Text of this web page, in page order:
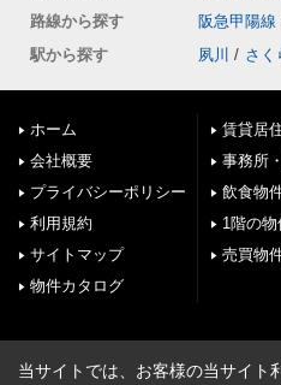
路線から探す
阪急甲陽線
駅から探す
夙川 / さく
ホーム
会社概要
プライバシーポリシー
利用規約
サイトマップ
物件カタログ
賃貸居
事務所
飲食物
1階の
売買物
当サイトでは、お客様の当サイト